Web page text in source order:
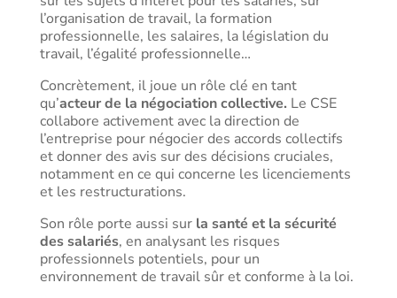
l’organisation de travail, la formation
professionnelle, les salaires, la législation du
travail, l’égalité professionnelle…
Concrètement, il joue un rôle clé en tant
qu’acteur de la négociation collective. Le CSE
collabore activement avec la direction de
l’entreprise pour négocier des accords collectifs
et donner des avis sur des décisions cruciales,
notamment en ce qui concerne les licenciements
et les restructurations.
Son rôle porte aussi sur la santé et la sécurité
des salariés, en analysant les risques
professionnels potentiels, pour un
environnement de travail sûr et conforme à la loi.